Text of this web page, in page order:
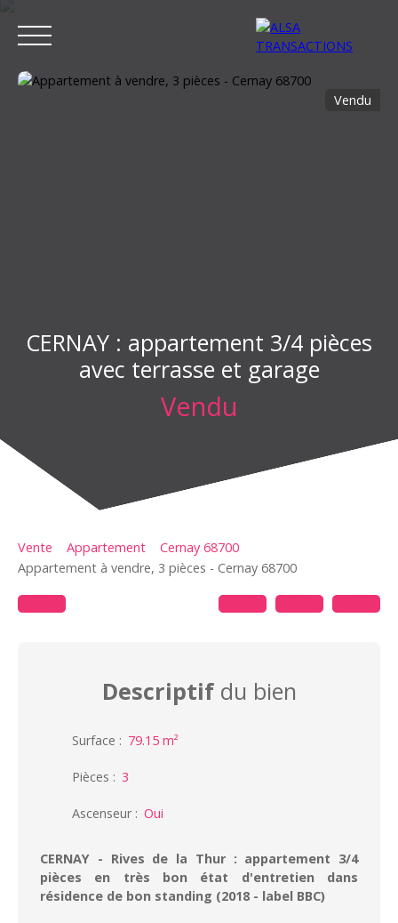
Vendu
CERNAY : appartement 3/4 pièces
avec terrasse et garage
Vendu
Vente Appartement
Cernay 68700
Appartement à vendre, 3 pièces - Cernay 68700
Descriptifdu bien
Surface : 79.15 m²
Pièces : 3
Ascenseur: Oui
CERNAY - Rives de la Thur : appartement 3/4
pièces en très bon état d'entretien dans
résidence de bon standing (2018 - label BBC)